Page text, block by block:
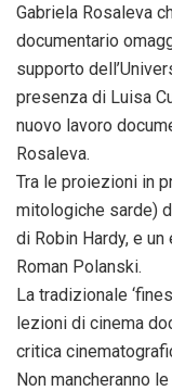
Gabriela Rosaleva
documentario
supporto
presenza di Luisa
nuovo lavoro
Rosaleva.
Tra le proiezioni in
mitologiche sarde)
di Robin Hardy, e
Roman Polanski.
La tradizionale
lezioni di cinema
critica
Non mancheranno